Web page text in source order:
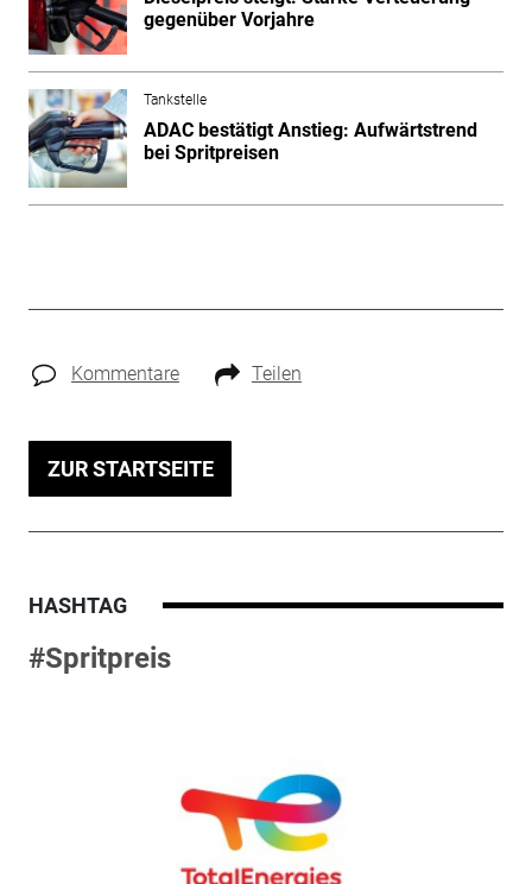
gegenüber Vorjahre
Tankstelle
ADAC bestätigt Anstieg: Aufwärtstrend
bei Spritpreisen
Kommentare Teilen
ZUR STARTSEITE
HASHTAG
#Spritpreis